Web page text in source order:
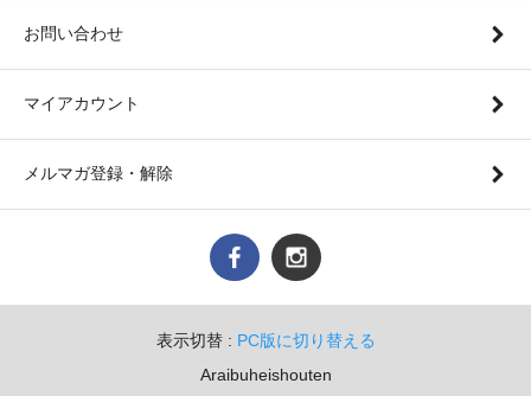
お問い合わせ
マイアカウント
メルマガ登録・解除
表示切替 : PC版に切り替える
Araibuheishouten